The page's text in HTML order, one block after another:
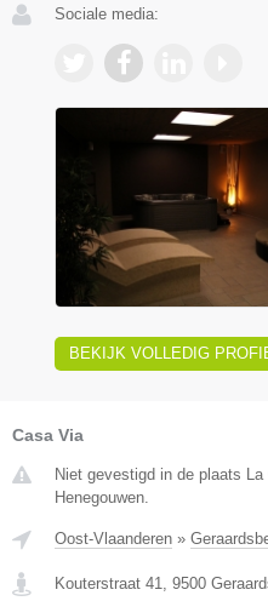
Sociale media:
BEKIJK VOLLEDIG
Casa Via
Niet gevestigd in de plaats
Henegouwen.
Oost-Vlaanderen »
Kouterstraat 41, 9500